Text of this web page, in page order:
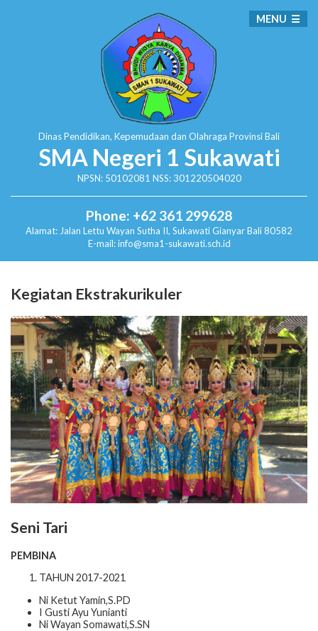
Dinas Pendidikan, Kepemudaan dan Olahraga Provinsi Bali
SMA Negeri 1 Sukawati
NPSN: 50102081 NSS: 301220504020
Phone: +62 361 299628
Alamat: Jalan Lettu Wayan Sutha II, SukawatiGianyar Bali 80582
E-mail: info@sma1-sukawati.sch.id
MENU
Kegiatan Ekstrakurikuler
Seni Tari
PEMBINA
TAHUN 2017-2021
Ni Ketut Yamin,S.PD
I Gusti Ayu Yunianti
Ni Wayan Somawati,S.SN